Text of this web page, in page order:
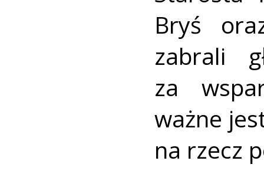
Bryś
zabrali
za
ważne
na rzecz